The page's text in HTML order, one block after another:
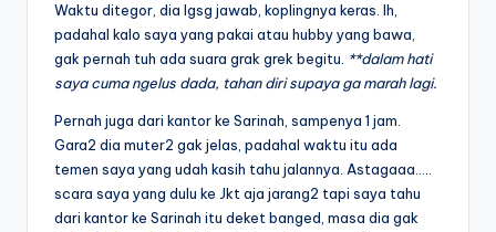
Waktu ditegor, dia lgsg jawab, koplingnya keras. Ih,
padahal kalo saya yang pakai atau hubby yang bawa,
gak pernah tuh ada suara grak grek begitu. **dalam hati
saya cuma ngelus dada, tahan diri supaya ga marah lagi.
Pernah juga dari kantor ke Sarinah, sampenya 1 jam.
Gara2 dia muter2 gak jelas, padahal waktu itu ada
temen saya yang udah kasih tahu jalannya. Astagaaa…..
scara saya yang dulu ke Jkt aja jarang2 tapi saya tahu
dari kantor ke Sarinah itu deket banged, masa dia gak